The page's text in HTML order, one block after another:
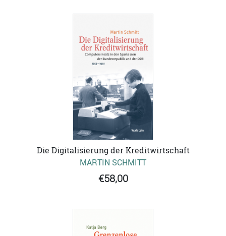
Die Digitalisierung der Kreditwirtschaft
MARTIN SCHMITT
€58,00